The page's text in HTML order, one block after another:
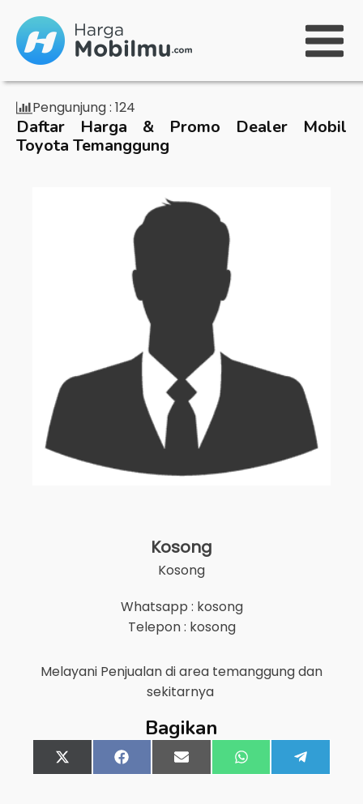
Pengunjung : 124
Daftar Harga & Promo Dealer Mobil
Toyota Temanggung
Kosong
Kosong
Whatsapp : kosong
Telepon : kosong
Melayani Penjualan di area temanggungdan
sekitarnya
Bagikan
Share
on
X
(Twitter)
Share
on
FacebookShare
on
Email Share
on
WhatsApp
on